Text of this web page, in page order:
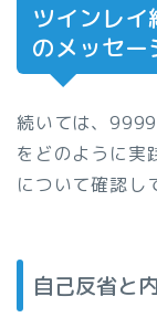
ツインレ
のメッセー
続いては、
をどのように実
について確認し
自己反省と